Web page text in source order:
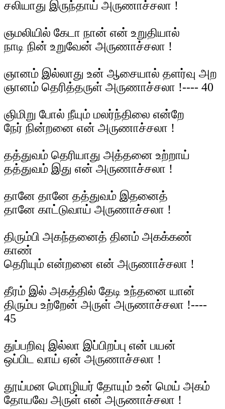
சலியாது இருந்தாய் அருணாச்சலா !
ஞமலியில் கேடா நான் என் உறுதியால்
நாடி நின் உறுவேன் அருணாச்சலா !
ஞானம் இல்லாது உன் ஆசையால் தளர்வு அற
ஞானம் தெரித்தருள் அருணாச்சலா !---- 40
ஞிமிறு போல் நீயும் மலர்ந்திலை என்றே
நேர் நின்றனை என் அருணாச்சலா !
தத்துவம் தெரியாது அத்தனை உற்றாய்
தத்துவம் இது என் அருணாச்சலா !
தானே தானே தத்துவம் இதனைத்
தானே காட்டுவாய் அருணாச்சலா !
திரும்பி அகந்தனைத் தினம் அகக்கண்
காண்
தெரியும் என்றனை என் அருணாச்சலா !
தீரம் இல் அகத்தில் தேடி உந்தனை யான்
திரும்ப உற்றேன் அருள் அருணாச்சலா !----
45
துப்பறிவு இல்லா இப்பிறப்பு என் பயன்
ஒப்பிட வாய் ஏன் அருணாச்சலா !
தூய்மன மொழியர் தோயும் உன் மெய் அகம்
தோயவே அருள் என் அருணாச்சலா !